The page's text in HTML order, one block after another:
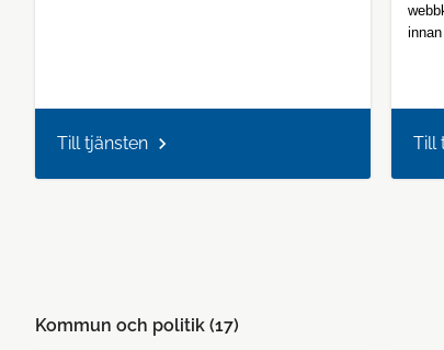
Till tjänsten Till
Kommun och politik (17)